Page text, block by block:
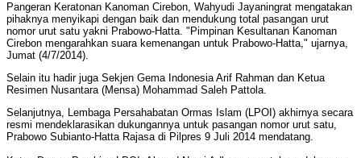
Pangeran Keratonan Kanoman Cirebon, Wahyudi Jayaningrat mengatakan
pihaknya menyikapi dengan baik dan mendukung total pasangan urut
nomor urut satu yakni Prabowo-Hatta. "Pimpinan Kesultanan Kanoman
Cirebon mengarahkan suara kemenangan untuk Prabowo-Hatta," ujarnya,
Jumat (4/7/2014).
Selain itu hadir juga Sekjen Gema Indonesia Arif Rahman dan Ketua
Resimen Nusantara (Mensa) Mohammad Saleh Pattola.
Selanjutnya, Lembaga Persahabatan Ormas Islam (LPOI) akhirnya secara
resmi mendeklarasikan dukungannya untuk pasangan nomor urut satu,
Prabowo Subianto-Hatta Rajasa di Pilpres 9 Juli 2014 mendatang.